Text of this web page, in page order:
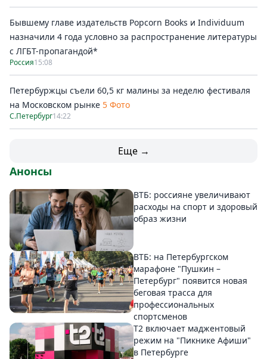
Бывшему главе издательств Popcorn Books и Individuum
назначили 4 года условно за распространение литературы
с ЛГБТ-пропагандой*
Россия15:08
Петербуржцы съели 60,5 кг малины за неделю фестиваля
на Московском рынке 5 Фото
С.Петербург14:22
Еще →
Анонсы
ВТБ: россияне увеличивают
расходы на спорт и здоровый
образ жизни
ВТБ: на Петербургском
марафоне "Пушкин –
Петербург" появится новая
беговая трасса для
профессиональных
спортсменов
Т2 включает маджентовый
режим на "Пикнике Афиши"
в Петербурге